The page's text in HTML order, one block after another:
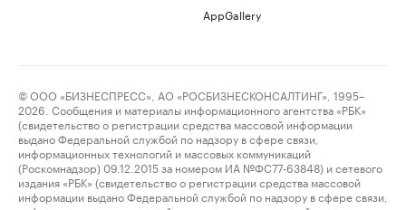
AppGallery
© ООО «БИЗНЕСПРЕСС», АО «РОСБИЗНЕСКОНСАЛТИНГ», 1995–
2026. Сообщения и материалы информационного агентства «РБК»
(свидетельство о регистрации средства массовой информации
выдано Федеральной службой по надзору в сфере связи,
информационных технологий и массовых коммуникаций
(Роскомнадзор) 09.12.2015 за номером ИА №ФС77-63848) и сетевого
издания «РБК» (свидетельство о регистрации средства массовой
информации выдано Федеральной службой по надзору в сфере связи,